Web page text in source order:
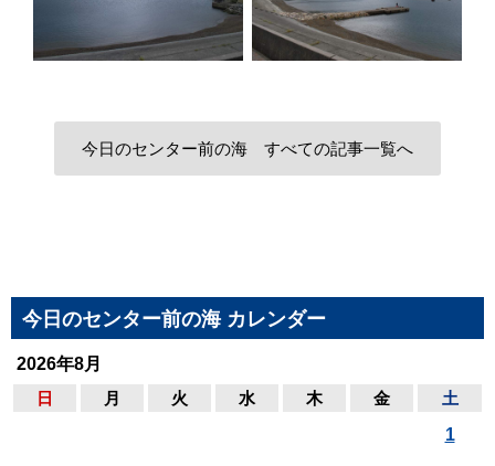
今日のセンター前の海 すべての記事一覧へ
今日のセンター前の海 カレンダー
2026年8月
日
月 火 水 木 金 土
1